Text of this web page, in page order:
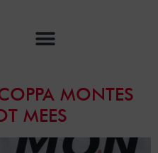
MONTES
MEES